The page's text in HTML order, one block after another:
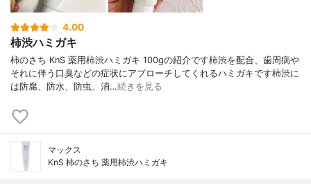
4.00
柿渋ハミガキ
柿のさち KnS 薬用柿渋ハミガキ 100gの紹介です柿渋を配合、歯周病や
それに伴う口臭などの症状にアプローチしてくれるハミガキです柿渋に
は防腐、防水、防虫、消…続きを見る
マックス
KnS 柿のさち 薬用柿渋ハミガキ